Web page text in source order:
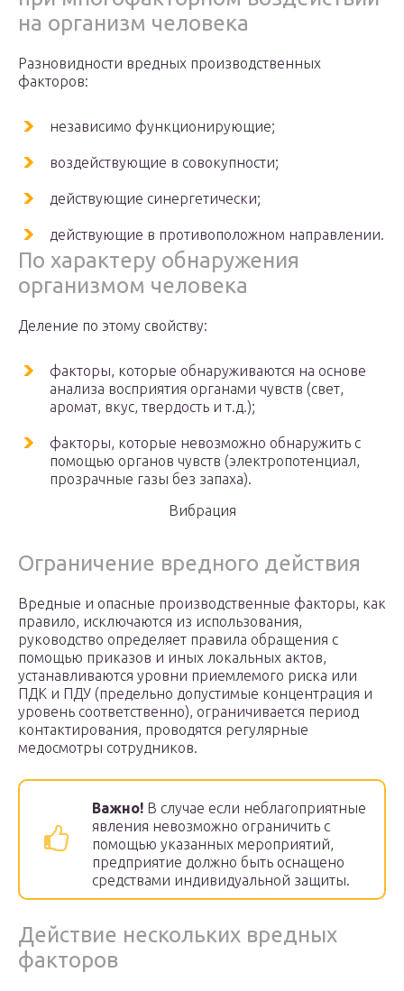
на организм человека
Разновидности вредных производственных
факторов:
независимо функционирующие;
воздействующие в совокупности;
действующие синергетически;
действующие в противоположном направлении.
По характеру обнаружения
организмом человека
Деление по этому свойству:
факторы, которые обнаруживаются на основе
анализа восприятия органами чувств (свет,
аромат, вкус, твердость и т.д.);
факторы, которые невозможно обнаружить с
помощью органов чувств (электропотенциал,
прозрачные газы без запаха).
Вибрация
Ограничение вредного действия
Вредные и опасные производственные факторы, как
правило, исключаются из использования,
руководство определяет правила обращения с
помощью приказов и иных локальных актов,
устанавливаются уровни приемлемого риска или
ПДК и ПДУ (предельно допустимые концентрация и
уровень соответственно), ограничивается период
контактирования, проводятся регулярные
медосмотры сотрудников.
Важно! В случае если неблагоприятные
явления невозможно ограничить с
помощью указанных мероприятий,
предприятие должно быть оснащено
средствами индивидуальной защиты.
Действие нескольких вредных
факторов